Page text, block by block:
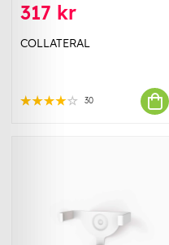
317 kr
COLLATERAL
30